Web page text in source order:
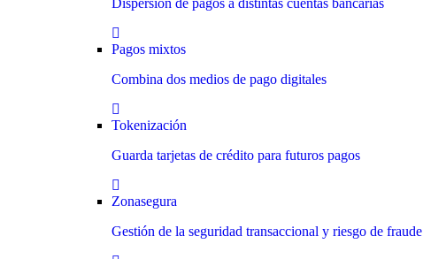
Dispersión de pagos a distintas cuentas bancarias
Pagos mixtos
Combina dos medios de pago digitales
Tokenización
Guarda tarjetas de crédito para futuros pagos
Zonasegura
Gestión de la seguridad transaccional y riesgo de fraude